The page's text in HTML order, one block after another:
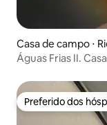
Casa de campo ⋅
Águas Frias II.
Preferido dos
Preferido dos